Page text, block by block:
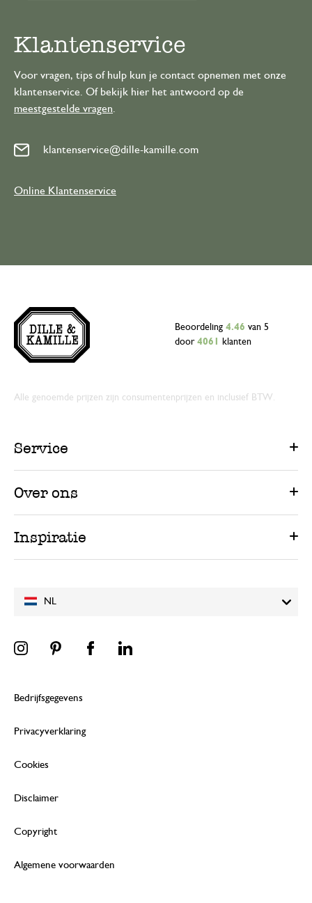
Klantenservice
Voor vragen, tips of hulp kun je contact opnemen met onze
klantenservice. Of bekijk hier het antwoord op de
meestgestelde vragen
klantenservice@dille-kamille.com
Online Klantenservice
NL
Beoordeling 4.46 van 5
door 4061 klanten
Alle genoemde prijzen zijn consumentenprijzen en inclusief BTW.
Service
Over ons
Inspiratie
Bedrijfsgegevens
Privacyverklaring
Cookies
Disclaimer
Copyright
Algemene voorwaarden